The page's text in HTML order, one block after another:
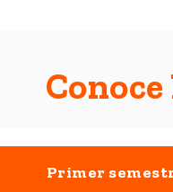
Primer